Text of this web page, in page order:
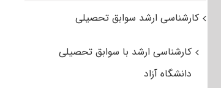
کارشناسی ارشد سوابق تحصیلی
کارشناسی ارشد با سوابق تحصیلی
دانشگاه آزاد